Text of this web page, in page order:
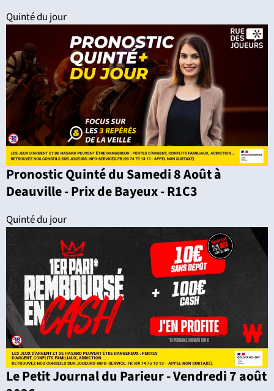
Quinté du jour
Pronostic Quinté du Samedi 8 Août à
Deauville - Prix de Bayeux - R1C3
Quinté du jour
Le Petit Journal du Parieur - Vendredi 7 août